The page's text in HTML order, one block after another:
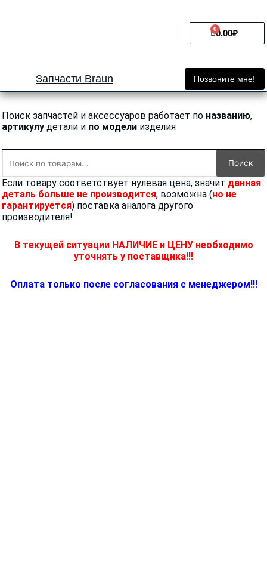
0.00₽
0
Cart
Запчасти Braun Позвоните мне!
Поиск запчастей и аксессуаров работает по названию,
артикулу детали и по модели изделия
Поиск
Если товару соответствует нулевая цена, значит данная
деталь больше не производится, возможна (но не
гарантируется) поставка аналога другого
производителя!
В текущей ситуации НАЛИЧИЕ и ЦЕНУ необходимо
уточнять у поставщика!!!
Оплата только после согласования с менеджером!!!